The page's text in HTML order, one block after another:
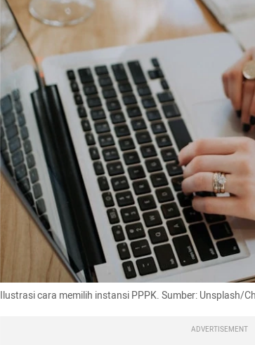
Ilustrasi cara memilih instansi PPPK. Sumber: Unsplash/
ADVERTISEMENT